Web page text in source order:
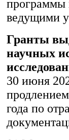
программы
ведущими
Гранты
научных
30 июня
года по